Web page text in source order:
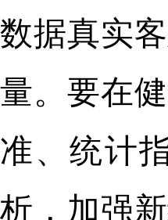
数据真实
量。要在
准、统计
析，加强